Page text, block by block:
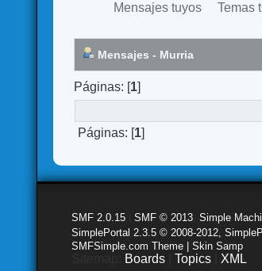
Mensajes tuyos Temas
Mensajes - Murria
Páginas: [1]
Páginas: [1]
SMF 2.0.15 |SMF © 2013 ,Simple
SimplePortal 2.3.5 © 2008-2012,
SMFSimple.com Theme | Skin Samp
Boards |Topics XML